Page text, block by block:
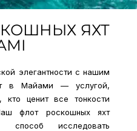
ЯХТ
элегантности с нашим
в Майами — услугой,
кто ценит все тонкости
флот роскошных яхт
способ исследовать